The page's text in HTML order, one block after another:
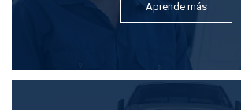
Aprende más